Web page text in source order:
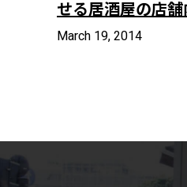
せる居酒屋の店
March 19, 2014